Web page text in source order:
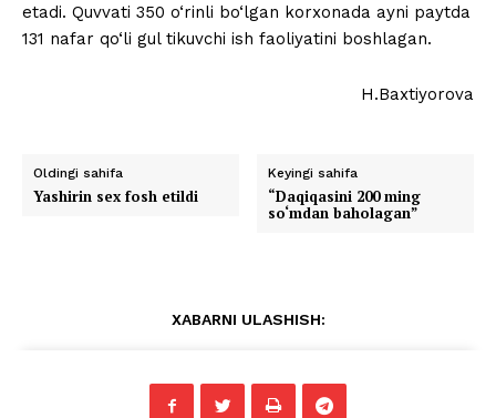
etadi. Quvvati 350 o‘rinli bo‘lgan korxonada ayni paytda
131 nafar qo‘li gul tikuvchi ish faoliyatini boshlagan.
H.Baxtiyorova
Oldingi sahifa
Yashirin sex fosh etildi
Keyingi sahifa
“Daqiqasini 200 ming
so‘mdan baholagan”
XABARNI ULASHISH: